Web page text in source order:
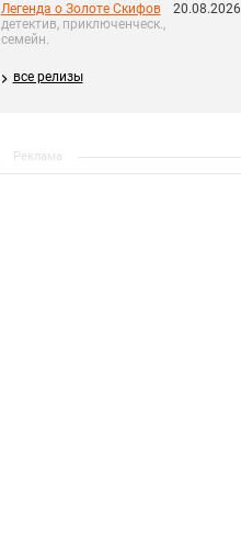
Легенда о Золоте Скифов
детектив, приключенческ.,
семейн.
20.08.2026
все релизы
Реклама